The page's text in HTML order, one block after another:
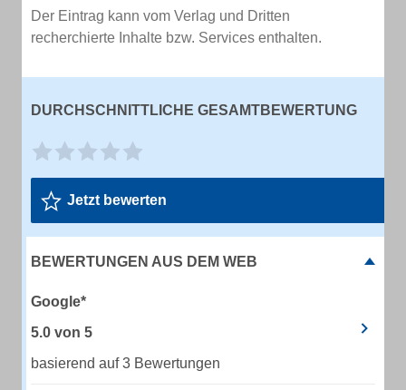
Der Eintrag kann vom Verlag und Dritten
recherchierte Inhalte bzw. Services enthalten.
DURCHSCHNITTLICHE GESAMTBEWERTUNG
Jetzt bewerten
BEWERTUNGEN AUS DEM WEB
Google*
5.0 von 5
basierend auf 3 Bewertungen